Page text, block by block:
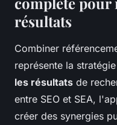
résultats
Combiner
représente la
les résultats de
entre SEO et SEA,
créer des synergies